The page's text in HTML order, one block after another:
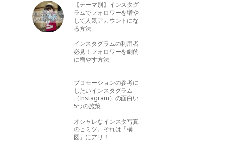
【テーマ別】インスタグ
ラムでフォロワーを増や
して人気アカウントにな
る方法
インスタグラムの利用者
必見！フォロワーを劇的
に増やす方法
プロモーションの参考に
したいインスタグラム
（Instagram）の面白い
5つの施策
オシャレなインスタ写真
のヒミツ。それは「構
図」にアリ！